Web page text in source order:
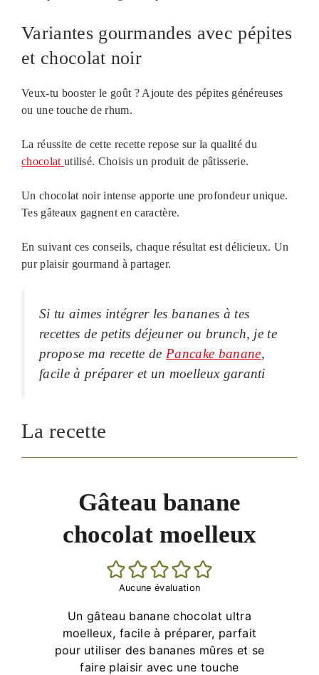
Variantes gourmandes avec pépites
et chocolat noir
Veux-tu booster le goût ? Ajoute des pépites généreuses
ou une touche de rhum.
La réussite de cette recette repose sur la qualité du
chocolat utilisé. Choisis un produit de pâtisserie.
Un chocolat noir intense apporte une profondeur unique.
Tes gâteaux gagnent en caractère.
En suivant ces conseils, chaque résultat est délicieux. Un
pur plaisir gourmand à partager.
Si tu aimes intégrer les bananes à tes
recettes de petits déjeuner ou brunch, je te
propose ma recette de Pancake banane,
facile à préparer et un moelleux garanti
La recette
Gâteau banane
chocolat moelleux
Aucune évaluation
Un gâteau banane chocolat ultra
moelleux, facile à préparer, parfait
pour utiliser des bananes mûres et se
faire plaisir avec une touche